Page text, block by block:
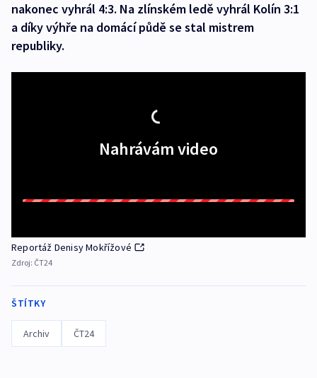
nakonec vyhrál 4:3. Na zlínském ledě vyhrál Kolín 3:1
a díky výhře na domácí půdě se stal mistrem
republiky.
Nahrávám video
Reportáž Denisy Mokřížové
Zdroj: ČT24
ŠTÍTKY
Archiv ČT24